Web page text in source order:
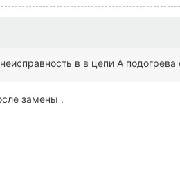
в в цепи А
замены .